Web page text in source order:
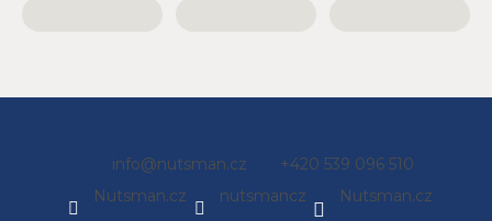
info@nutsman.cz
+420 539 096 510
Nutsman.cz
nutsmancz Nutsman.cz